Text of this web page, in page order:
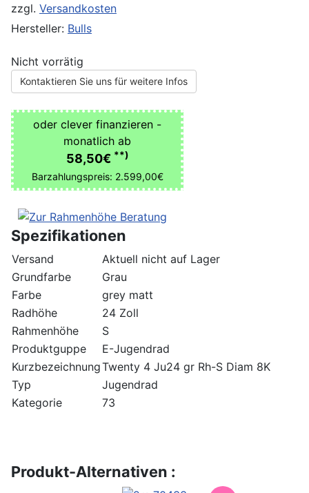
zzgl. Versandkosten
Hersteller: Bulls
Nicht vorrätig
Kontaktieren Sie uns für weitere Infos
oder clever finanzieren -
monatlich ab
58,50€ **)
Barzahlungspreis: 2.599,00€
Spezifikationen
Versand
Aktuell nicht auf Lager
Grundfarbe
Grau
Farbe
grey matt
Radhöhe
24 Zoll
Rahmenhöhe
S
Produktguppe
E-Jugendrad
KurzbezeichnungTwenty 4 Ju24 gr Rh-S Diam 8K
Typ
Jugendrad
Kategorie
73
Produkt-Alternativen :